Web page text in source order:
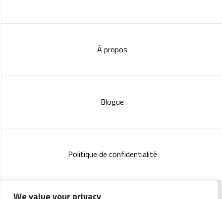
We value your privacy
À propos
Blogue
Politique de confidentialité